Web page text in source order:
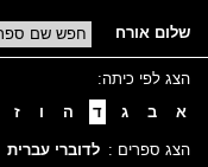
שלום אורח
הצג לפי כיתה:
א
ב ג ד ה ו ז
הצג ספרים : לדוברי עברית